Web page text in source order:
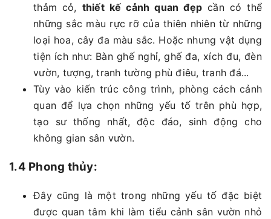
thảm cỏ, thiết kế cảnh quan đẹp cần có thể
những sắc màu rực rỡ của thiên nhiên từ những
loại hoa, cây đa màu sắc. Hoặc nhưng vật dụng
tiện ích như: Bàn ghế nghỉ, ghế đa, xích đu, đèn
vườn, tượng, tranh tường phù điêu, tranh đá...
Tùy vào kiến trúc công trình, phòng cách cảnh
quan để lựa chọn những yếu tố trên phù hợp,
tạo sư thống nhất, độc đáo, sinh động cho
không gian sân vườn.
1.4 Phong thủy:
Đây cũng là một trong những yếu tố đặc biệt
được quan tâm khi làm tiểu cảnh sân vườn nhỏ